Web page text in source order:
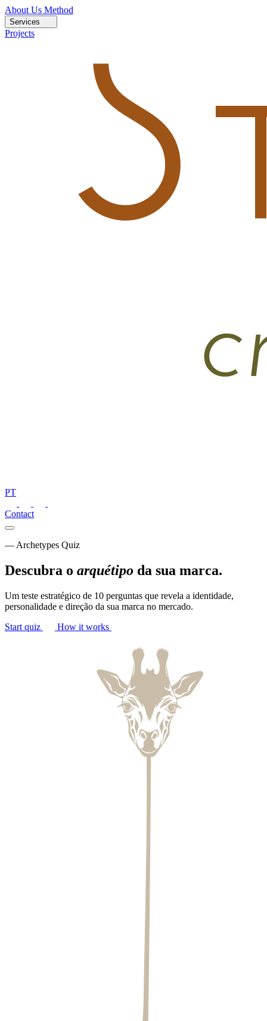
About Us Method
Services
Projects
PT
Contact
— Archetypes Quiz
Descubra o arquétipo da sua marca.
Um teste estratégico de 10 perguntas que revela a identidade,
personalidade e direção da sua marca no mercado.
Start quiz
How it works